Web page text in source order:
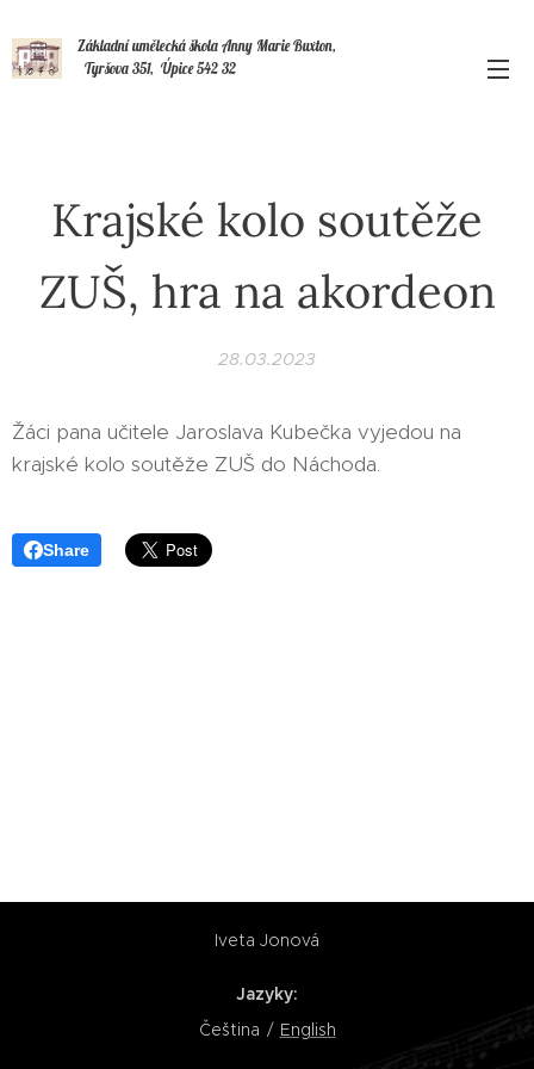
Základní umělecká škola Anny Marie Buxton,
Tyršova 351, Úpice 542 32
Krajské kolo soutěže
ZUŠ, hra na akordeon
28.03.2023
Žáci pana učitele Jaroslava Kubečka vyjedou na
krajské kolo soutěže ZUŠ do Náchoda.
Share
Iveta Jonová
Jazyky
Čeština
English